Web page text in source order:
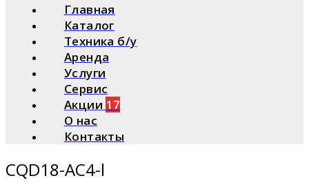
Главная
Каталог
Техника б/у
Аренда
Услуги
Сервис
Акции 17
О нас
Контакты
CQD18-AC4-l